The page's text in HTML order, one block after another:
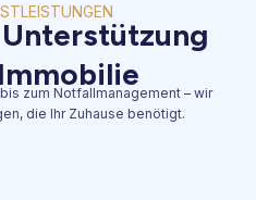
zum Notfallmanagement – ​​wir
die Ihr Zuhause benötigt.